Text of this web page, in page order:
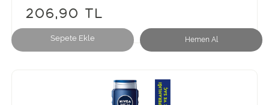
Sepete Ekle Hemen Al
206,90 TL